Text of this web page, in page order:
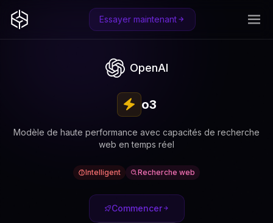
Essayer maintenant
OpenAI
o3
Modèle de haute performance avec capacités de recherche
web en temps réel
Intelligent Recherche web
Commencer